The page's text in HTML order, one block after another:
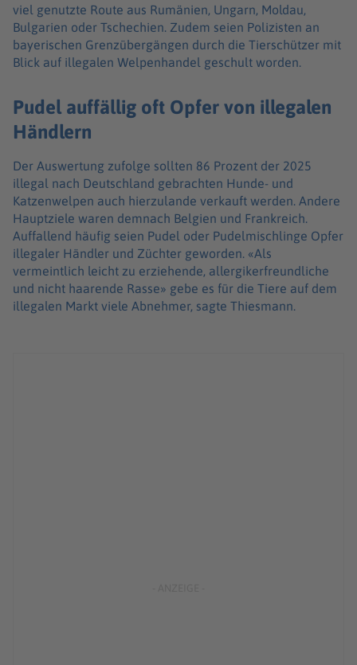
viel genutzte Route aus Rumänien, Ungarn, Moldau,
Bulgarien oder Tschechien. Zudem seien Polizisten an
bayerischen Grenzübergängen durch die Tierschützer mit
Blick auf illegalen Welpenhandel geschult worden.
Pudel auffällig oft Opfer von illegalen
Händlern
Der Auswertung zufolge sollten 86 Prozent der 2025
illegal nach Deutschland gebrachten Hunde- und
Katzenwelpen auch hierzulande verkauft werden. Andere
Hauptziele waren demnach Belgien und Frankreich.
Auffallend häufig seien Pudel oder Pudelmischlinge Opfer
illegaler Händler und Züchter geworden. «Als
vermeintlich leicht zu erziehende, allergikerfreundliche
und nicht haarende Rasse» gebe es für die Tiere auf dem
illegalen Markt viele Abnehmer, sagte Thiesmann.